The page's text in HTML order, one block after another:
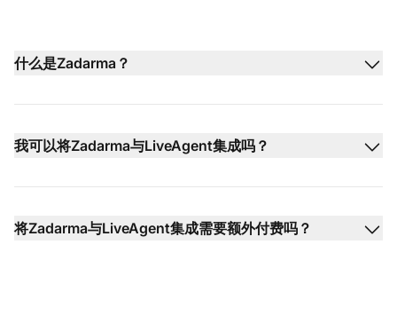
什么是Zadarma？
我可以将Zadarma与LiveAgent集成吗？
将Zadarma与LiveAgent集成需要额外付费吗？